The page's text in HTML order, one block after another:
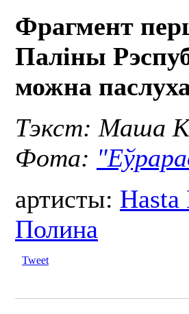
Фрагмент
Паліны
можна
Тэкст: Маша
Фота:
артисты:
Полина
Tweet